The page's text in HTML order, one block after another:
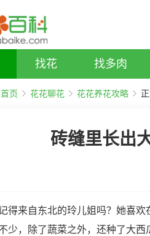
找花 找多肉
首页 花花聊花 花花养花攻略
砖缝里长出
得来自东北的玲儿姐吗？她喜
少，除了蔬菜之外，还种了大